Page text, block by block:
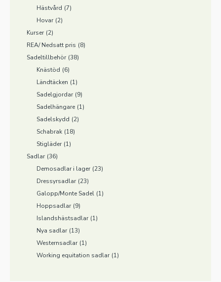
Hästvård (7)
Hovar (2)
Kurser (2)
REA/ Nedsatt pris (8)
Sadeltillbehör (38)
Knästöd (6)
Ländtäcken (1)
Sadelgjordar (9)
Sadelhängare (1)
Sadelskydd (2)
Schabrak (18)
Stigläder (1)
Sadlar (36)
Demosadlar i lager (23)
Dressyrsadlar (23)
Galopp/Monte Sadel (1)
Hoppsadlar (9)
Islandshästsadlar (1)
Nya sadlar (13)
Westernsadlar (1)
Working equitation sadlar (1)